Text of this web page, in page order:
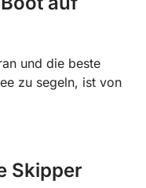
und die beste
zu segeln, ist von
Skipper